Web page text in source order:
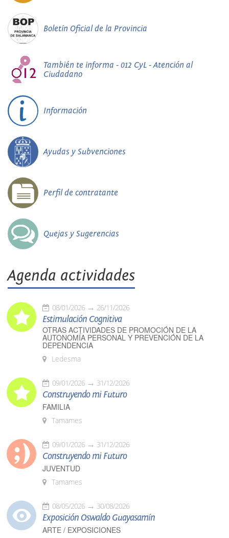
Boletín Oficial de la Provincia
También te informa - 012 CyL - Atención al
Ciudadano
Información
Ayudas y Subvenciones
Perfil de contratante
Quejas y Sugerencias
Agenda actividades
08/01/2026 26/11/2026
Estimulación Cognitiva
OTRAS ACTIVIDADES DE PROMOCIÓN DE LA
AUTONOMÍA PERSONAL Y PREVENCIÓN DE LA
DEPENDENCIA
Ledesma
09/01/2026 31/12/2026
Construyendo mi Futuro
FAMILIA
Tamames
09/01/2026 31/12/2026
Construyendo mi Futuro
JUVENTUD
Tamames
08/05/2026 30/08/2026
Exposición Oswaldo Guayasamín
ARTE / EXPOSICIONES